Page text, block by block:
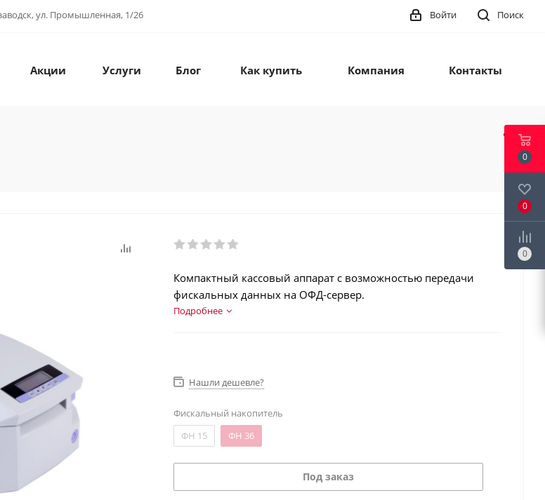
ул. Промышленная, 1/26 Поиск
Войти
Акции Услуги Блог Как купить Компания Контакты
Компактный кассовый аппарат с возможностью передачи
фискальных данных на ОФД-сервер.
Подробнее
Нашли дешевле?
Фискальный накопитель
ФН 15
ФН 36
Под заказ
0
0
0